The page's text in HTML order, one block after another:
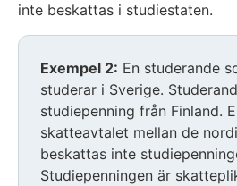
inte beskattas i studiestaten.
Exempel 2: En studerande
studerar i Sverige.
studiepenning från Finland.
skatteavtalet mellan de
beskattas inte
Studiepenningen är